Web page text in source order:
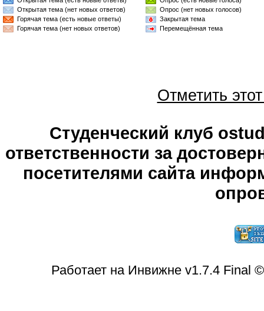
Открытая тема (нет новых ответов)
Горячая тема (есть новые ответы)
Горячая тема (нет новых ответов)
Опрос (нет новых голосов)
Закрытая тема
Перемещённая тема
Отметить
Студенческий клуб
ответственности за
посетителями сайта
Работает на Инвижне v1.7.4 Final